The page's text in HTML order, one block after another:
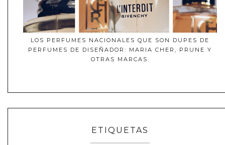
LOS PERFUMES NACIONALES QUE SON DUPES DE
PERFUMES DE DISEÑADOR: MARIA CHER, PRUNE Y
OTRAS MARCAS.
ETIQUETAS